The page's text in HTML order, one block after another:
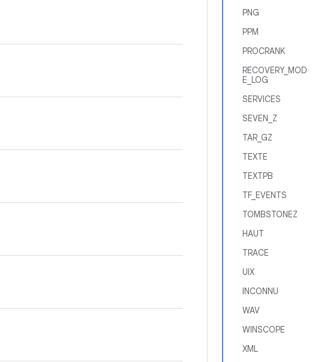
PNG
PPM
PROCRANK
RECOVERY_MOD
E_LOG
SERVICES
SEVEN_Z
TAR_GZ
TEXTE
TEXTPB
TF_EVENTS
TOMBSTONEZ
HAUT
TRACE
UIX
INCONNU
WAV
WINSCOPE
XML